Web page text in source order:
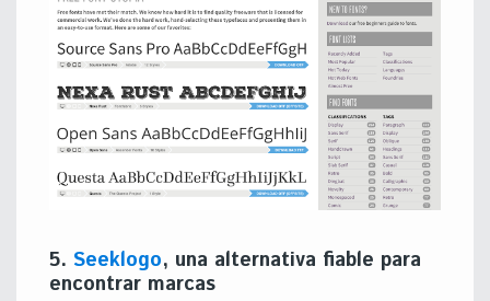
5. Seeklogo, una alternativa fiable para
encontrar marcas